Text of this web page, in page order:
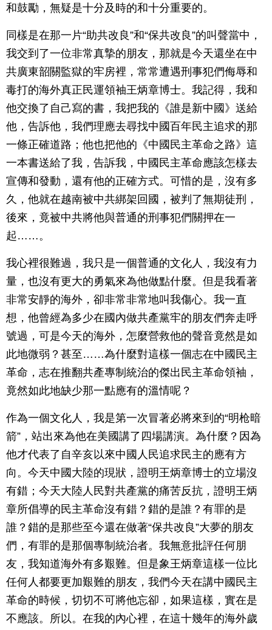
和鼓勵，無疑是十分及時的和十分重要的。
同樣是在那一片“助共改良”和“保共改良”的叫聲當中，
我交到了一位非常真摯的朋友，那就是今天還坐在中
共廣東韶關監獄的牢房裡，常常遭遇刑事犯們侮辱和
毒打的海外真正民運領袖王炳章博士。我記得，我和
他交換了自己寫的書，我把我的《誰是新中國》送給
他，告訴他，我們理應去尋找中國百年民主追求的那
一條正確道路；他也把他的《中國民主革命之路》這
一本書送給了我，告訴我，中國民主革命應該怎樣去
宣傳和發動，還有他的正確方式。可惜的是，沒有多
久，他就在越南被中共綁架回國，被判了無期徒刑，
後來，竟被中共將他與普通的刑事犯們關押在一
起……。
我心裡很難過，我只是一個普通的文化人，我沒有力
量，也沒有更大的勇氣來為他做點什麼。但是我看著
非常安靜的海外，卻非常非常地叫我傷心。我一直
想，他曾經為多少在國內做共產黨牢的朋友們奔走呼
號過，可是今天的海外，怎麼營救他的聲音竟然是如
此地微弱？甚至……為什麼對這樣一個志在中國民主
革命，志在推翻共產專制統治的傑出民主革命領袖，
竟然如此地缺少那一點應有的溫情呢？
作為一個文化人，我是第一次冒著必將來到的“明枪暗
箭”，站出來為他在美國講了四場講演。為什麼？因為
他才代表了自辛亥以來中國人民追求民主的應有方
向。今天中國大陸的現狀，證明王炳章博士的立場沒
有錯；今天大陸人民對共產黨的痛苦反抗，證明王炳
章所倡導的民主革命沒有錯？錯的是誰？有罪的是
誰？錯的是那些至今還在做著“保共改良”大夢的朋友
們，有罪的是那個專制統治者。我無意批評任何朋
友，我知道海外有多艱難。但是象王炳章這樣一位比
任何人都要更加艱難的朋友，我們今天在講中國民主
革命的時候，切切不可將他忘卻，如果這樣，實在是
不應該。所以。在我的內心裡，在這十幾年的海外歲